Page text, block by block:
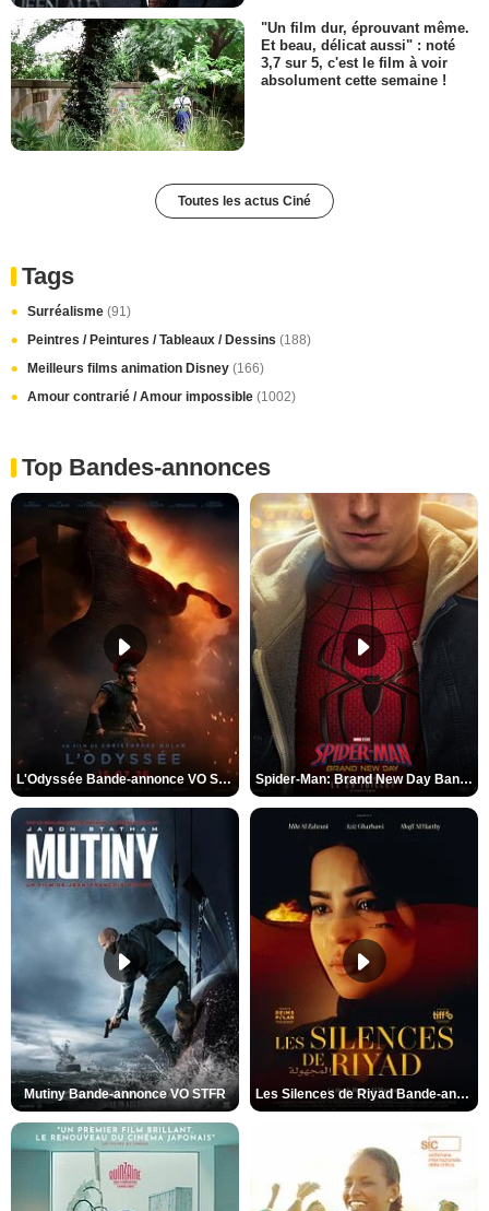
"Un film dur, éprouvant même.
Et beau, délicat aussi" : noté
3,7 sur 5, c'est le film à voir
absolument cette semaine !
Toutes les actus Ciné
Tags
Surréalisme (91)
Peintres / Peintures / Tableaux / Dessins (188)
Meilleurs films animation Disney (166)
Amour contrarié / Amour impossible (1002)
Top Bandes-annonces
L'Odyssée Bande-annonce VO STFR Spider-Man: Brand New Day Bande-annonce VO STFR
Mutiny Bande-annonce VO STFR Les Silences de Riyad Bande-annonce VO STFR